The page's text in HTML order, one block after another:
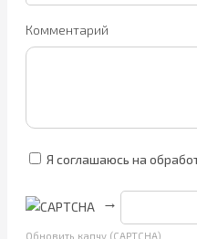
Комментарий
Я соглашаюсь на
→
Обновить капчу (CAPTCHA)